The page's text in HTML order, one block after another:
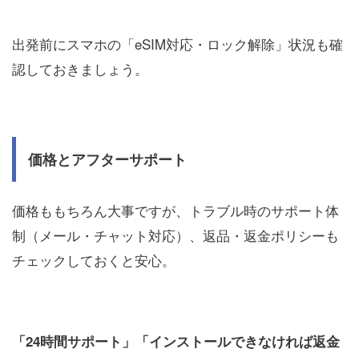
出発前にスマホの「eSIM対応・ロック解除」状況も確
認しておきましょう。
価格とアフターサポート
価格ももちろん大事ですが、トラブル時のサポート体
制（メール・チャット対応）、返品・返金ポリシーも
チェックしておくと安心。
「24時間サポート」「インストールできなければ返金